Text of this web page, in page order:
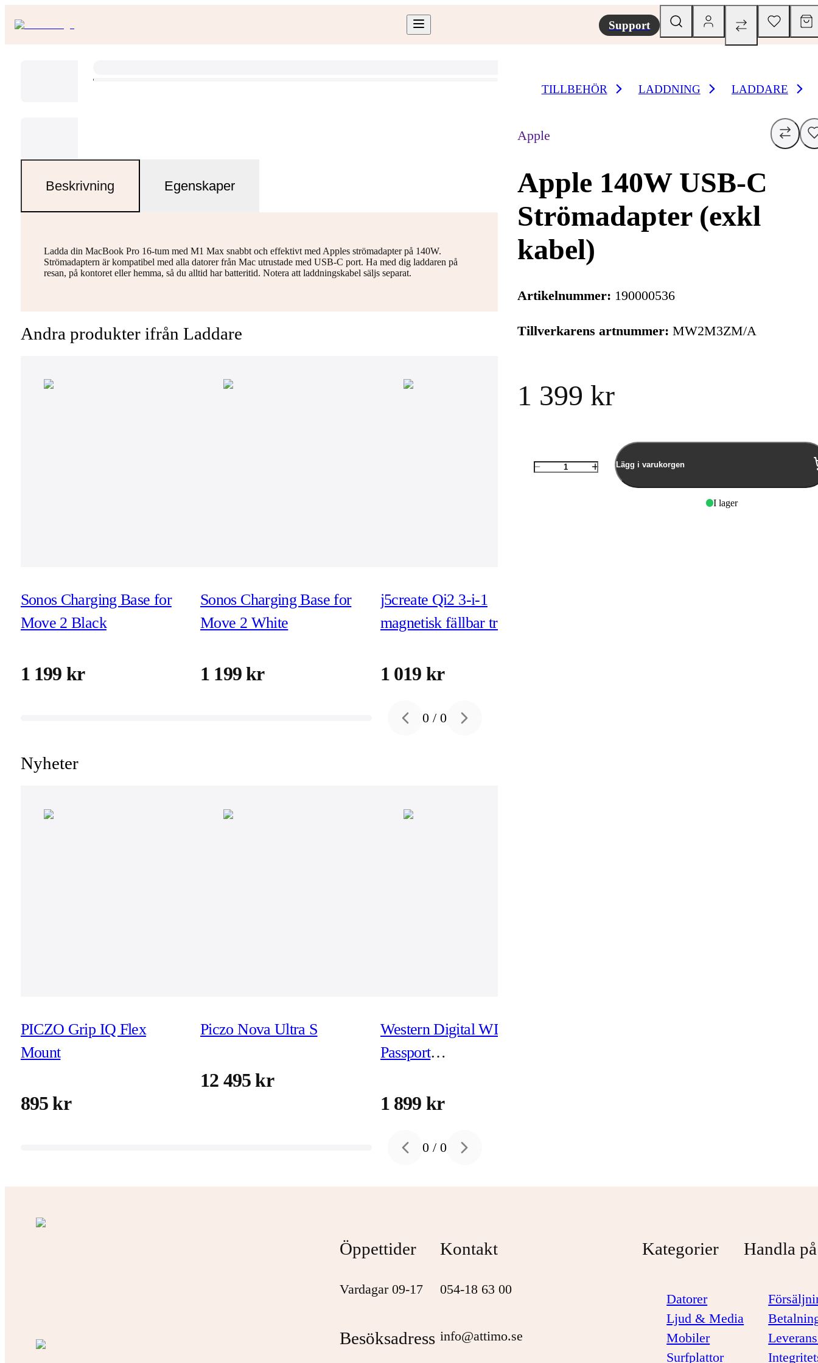
Support
Beskrivning Egenskaper
Ladda din MacBook Pro 16-tum med M1 Max snabbt och effektivt med Apples strömadapter på 140W.
Strömadaptern är kompatibel med alla datorer från Mac utrustade med USB-C port. Ha med dig laddaren på
resan, på kontoret eller hemma, så du alltid har batteritid. Notera att laddningskabel säljs separat.
Andra produkter ifrån Laddare
Sonos Charging Base for
Move 2 Black
1 199 kr
Sonos Charging Base for
Move 2 White
1 199 kr
j5create Qi2 3-i-1
magnetisk fällbar trådlös
1 019 kr
Previous slide
0 /0 Next slide
Nyheter
PICZO Grip IQ Flex
Mount
895 kr
Piczo Nova Ultra S
12 495 kr
Western Digital WD My
Passport
hårddisk 4 TB USB 3.2
1 899 kr
Previous slide
0 /0 Next slide
TILLBEHÖR LADDNING LADDARE
Apple
Apple 140W USB-C
Strömadapter (exkl
kabel)
Artikelnummer: 190000536
Tillverkarens artnummer: MW2M3ZM/A
1 399 kr
Antal
Lägg i varukorgen
I lager
Öppettider
Vardagar 09-17
Besöksadress
Kontakt
054-18 63 00
info@attimo.se
Kategorier
Datorer
Ljud & Media
Mobiler
Surfplattor
Handla